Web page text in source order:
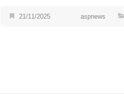
21/11/2025 aspnews